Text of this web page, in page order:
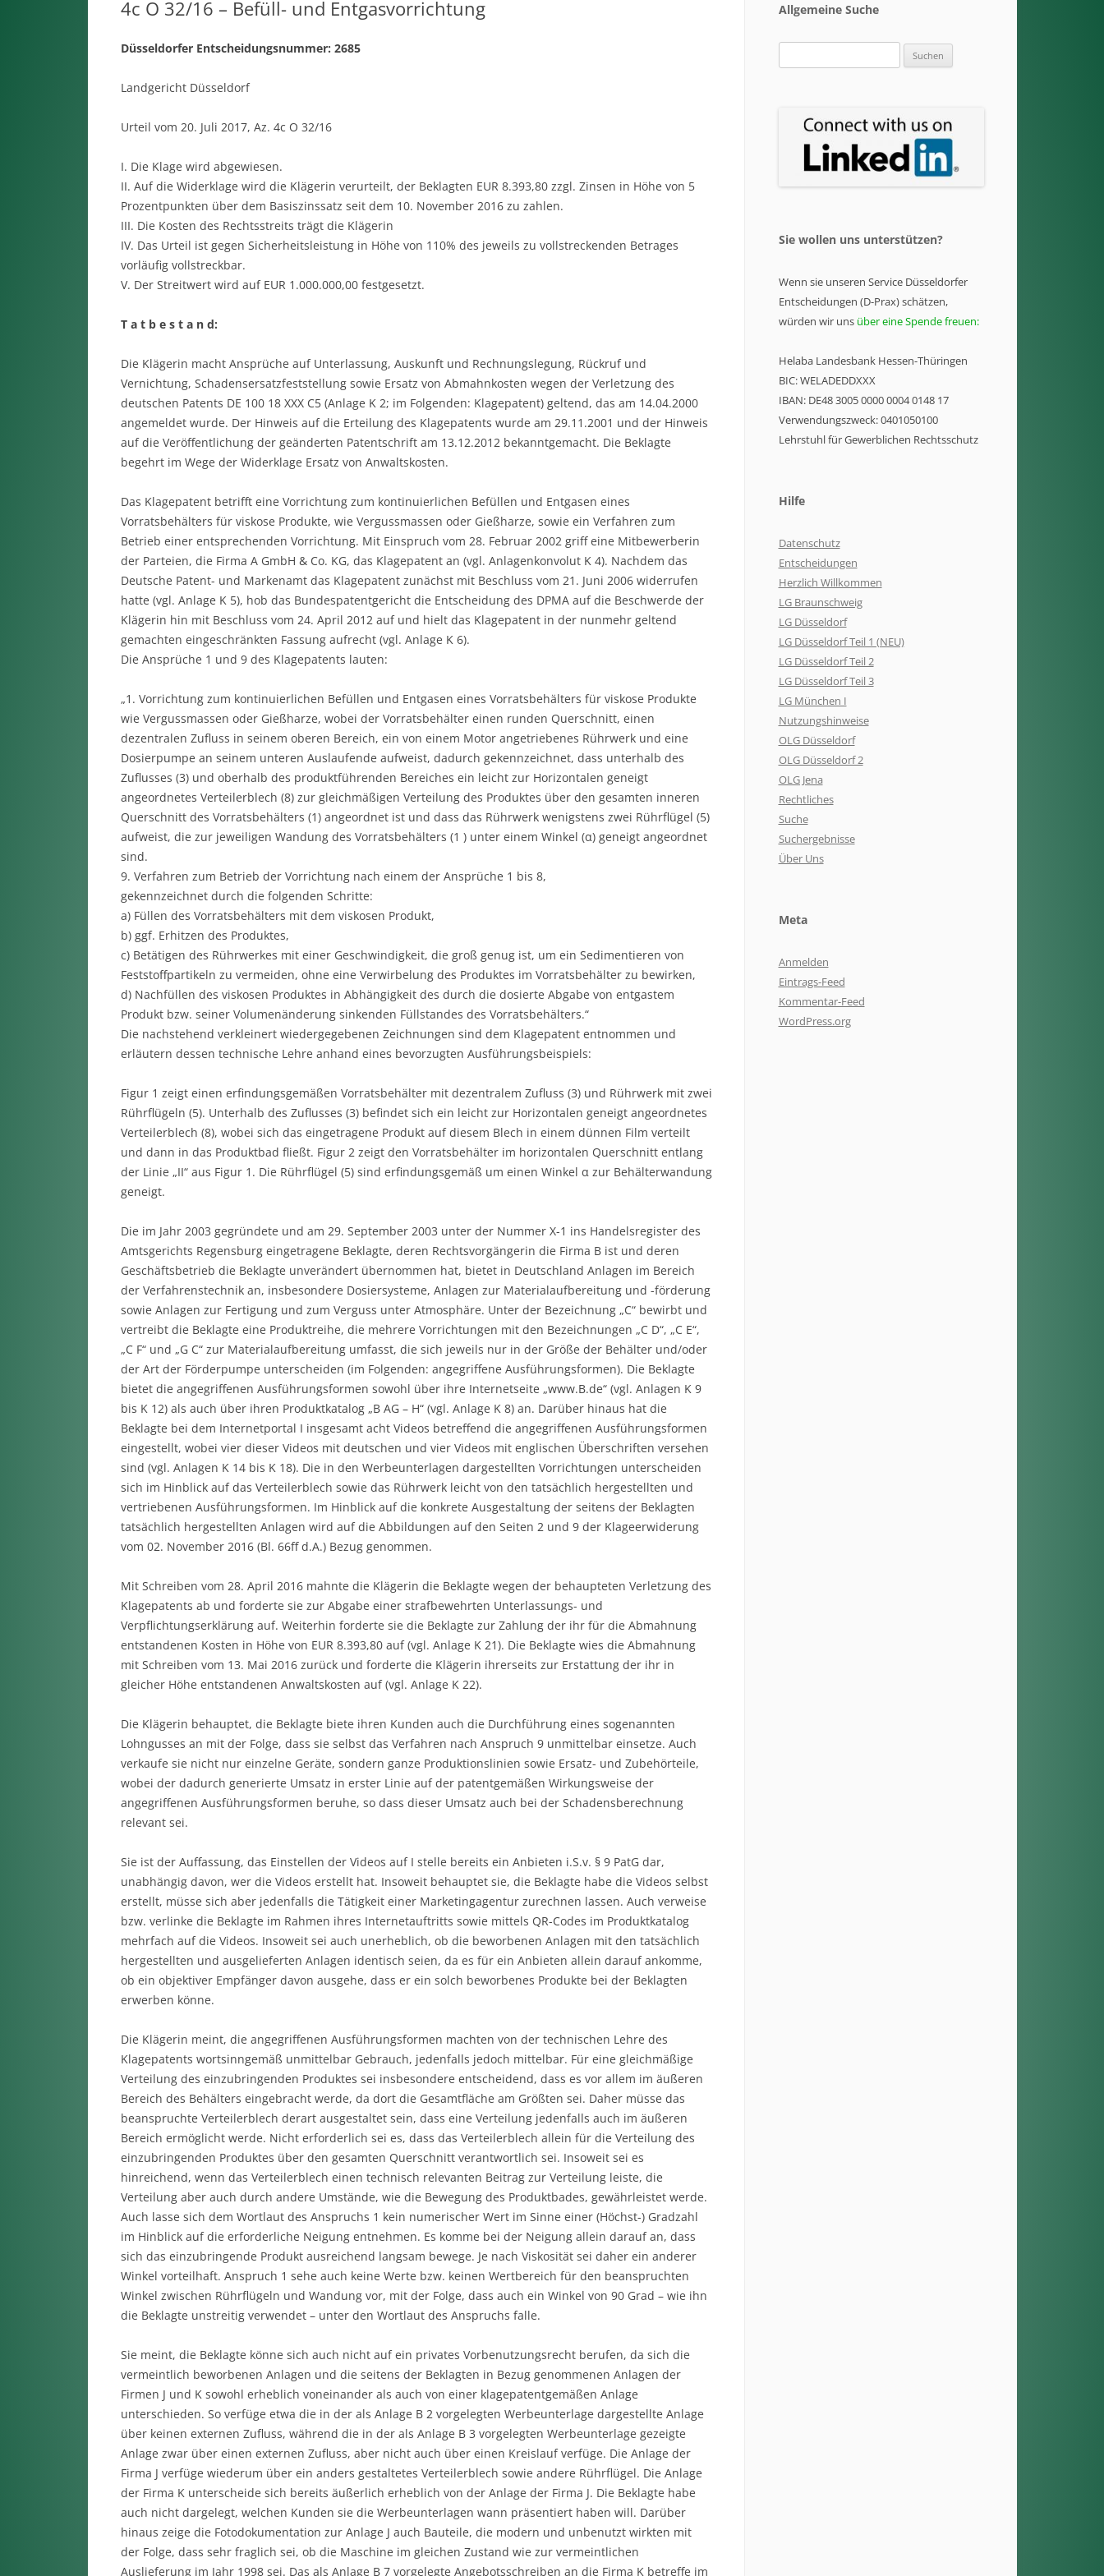
4c O 32/16 – Befüll- und Entgasvorrichtung
Düsseldorfer Entscheidungsnummer: 2685
Landgericht Düsseldorf
Urteil vom 20. Juli 2017, Az. 4c O 32/16
I. Die Klage wird abgewiesen.
II. Auf die Widerklage wird die Klägerin verurteilt, der Beklagten EUR 8.393,80 zzgl. Zinsen in Höhe von 5
Prozentpunkten über dem Basiszinssatz seit dem 10. November 2016 zu zahlen.
III. Die Kosten des Rechtsstreits trägt die Klägerin
IV. Das Urteil ist gegen Sicherheitsleistung in Höhe von 110% des jeweils zu vollstreckenden Betrages
vorläufig vollstreckbar.
V. Der Streitwert wird auf EUR 1.000.000,00 festgesetzt.
T a t b e s t a n d:
Die Klägerin macht Ansprüche auf Unterlassung, Auskunft und Rechnungslegung, Rückruf und
Vernichtung, Schadensersatzfeststellung sowie Ersatz von Abmahnkosten wegen der Verletzung des
deutschen Patents DE 100 18 XXX C5 (Anlage K 2; im Folgenden: Klagepatent) geltend, das am 14.04.2000
angemeldet wurde. Der Hinweis auf die Erteilung des Klagepatents wurde am 29.11.2001 und der Hinweis
auf die Veröffentlichung der geänderten Patentschrift am 13.12.2012 bekanntgemacht. Die Beklagte
begehrt im Wege der Widerklage Ersatz von Anwaltskosten.
Das Klagepatent betrifft eine Vorrichtung zum kontinuierlichen Befüllen und Entgasen eines
Vorratsbehälters für viskose Produkte, wie Vergussmassen oder Gießharze, sowie ein Verfahren zum
Betrieb einer entsprechenden Vorrichtung. Mit Einspruch vom 28. Februar 2002 griff eine Mitbewerberin
der Parteien, die Firma A GmbH & Co. KG, das Klagepatent an (vgl. Anlagenkonvolut K 4). Nachdem das
Deutsche Patent- und Markenamt das Klagepatent zunächst mit Beschluss vom 21. Juni 2006 widerrufen
hatte (vgl. Anlage K 5), hob das Bundespatentgericht die Entscheidung des DPMA auf die Beschwerde der
Klägerin hin mit Beschluss vom 24. April 2012 auf und hielt das Klagepatent in der nunmehr geltend
gemachten eingeschränkten Fassung aufrecht (vgl. Anlage K 6).
Die Ansprüche 1 und 9 des Klagepatents lauten:
„1. Vorrichtung zum kontinuierlichen Befüllen und Entgasen eines Vorratsbehälters für viskose Produkte
wie Vergussmassen oder Gießharze, wobei der Vorratsbehälter einen runden Querschnitt, einen
dezentralen Zufluss in seinem oberen Bereich, ein von einem Motor angetriebenes Rührwerk und eine
Dosierpumpe an seinem unteren Auslaufende aufweist, dadurch gekennzeichnet, dass unterhalb des
Zuflusses (3) und oberhalb des produktführenden Bereiches ein leicht zur Horizontalen geneigt
angeordnetes Verteilerblech (8) zur gleichmäßigen Verteilung des Produktes über den gesamten inneren
Querschnitt des Vorratsbehälters (1) angeordnet ist und dass das Rührwerk wenigstens zwei Rührflügel (5)
aufweist, die zur jeweiligen Wandung des Vorratsbehälters (1 ) unter einem Winkel (α) geneigt angeordnet
sind.
9. Verfahren zum Betrieb der Vorrichtung nach einem der Ansprüche 1 bis 8,
gekennzeichnet durch die folgenden Schritte:
a) Füllen des Vorratsbehälters mit dem viskosen Produkt,
b) ggf. Erhitzen des Produktes,
c) Betätigen des Rührwerkes mit einer Geschwindigkeit, die groß genug ist, um ein Sedimentieren von
Feststoffpartikeln zu vermeiden, ohne eine Verwirbelung des Produktes im Vorratsbehälter zu bewirken,
d) Nachfüllen des viskosen Produktes in Abhängigkeit des durch die dosierte Abgabe von entgastem
Produkt bzw. seiner Volumenänderung sinkenden Füllstandes des Vorratsbehälters.“
Die nachstehend verkleinert wiedergegebenen Zeichnungen sind dem Klagepatent entnommen und
erläutern dessen technische Lehre anhand eines bevorzugten Ausführungsbeispiels:
Figur 1 zeigt einen erfindungsgemäßen Vorratsbehälter mit dezentralem Zufluss (3) und Rührwerk mit zwei
Rührflügeln (5). Unterhalb des Zuflusses (3) befindet sich ein leicht zur Horizontalen geneigt angeordnetes
Verteilerblech (8), wobei sich das eingetragene Produkt auf diesem Blech in einem dünnen Film verteilt
und dann in das Produktbad fließt. Figur 2 zeigt den Vorratsbehälter im horizontalen Querschnitt entlang
der Linie „II“ aus Figur 1. Die Rührflügel (5) sind erfindungsgemäß um einen Winkel α zur Behälterwandung
geneigt.
Die im Jahr 2003 gegründete und am 29. September 2003 unter der Nummer X-1 ins Handelsregister des
Amtsgerichts Regensburg eingetragene Beklagte, deren Rechtsvorgängerin die Firma B ist und deren
Geschäftsbetrieb die Beklagte unverändert übernommen hat, bietet in Deutschland Anlagen im Bereich
der Verfahrenstechnik an, insbesondere Dosiersysteme, Anlagen zur Materialaufbereitung und -förderung
sowie Anlagen zur Fertigung und zum Verguss unter Atmosphäre. Unter der Bezeichnung „C“ bewirbt und
vertreibt die Beklagte eine Produktreihe, die mehrere Vorrichtungen mit den Bezeichnungen „C D“, „C E“,
„C F“ und „G C“ zur Materialaufbereitung umfasst, die sich jeweils nur in der Größe der Behälter und/oder
der Art der Förderpumpe unterscheiden (im Folgenden: angegriffene Ausführungsformen). Die Beklagte
bietet die angegriffenen Ausführungsformen sowohl über ihre Internetseite „www.B.de“ (vgl. Anlagen K 9
bis K 12) als auch über ihren Produktkatalog „B AG – H“ (vgl. Anlage K 8) an. Darüber hinaus hat die
Beklagte bei dem Internetportal I insgesamt acht Videos betreffend die angegriffenen Ausführungsformen
eingestellt, wobei vier dieser Videos mit deutschen und vier Videos mit englischen Überschriften versehen
sind (vgl. Anlagen K 14 bis K 18). Die in den Werbeunterlagen dargestellten Vorrichtungen unterscheiden
sich im Hinblick auf das Verteilerblech sowie das Rührwerk leicht von den tatsächlich hergestellten und
vertriebenen Ausführungsformen. Im Hinblick auf die konkrete Ausgestaltung der seitens der Beklagten
tatsächlich hergestellten Anlagen wird auf die Abbildungen auf den Seiten 2 und 9 der Klageerwiderung
vom 02. November 2016 (Bl. 66ff d.A.) Bezug genommen.
Mit Schreiben vom 28. April 2016 mahnte die Klägerin die Beklagte wegen der behaupteten Verletzung des
Klagepatents ab und forderte sie zur Abgabe einer strafbewehrten Unterlassungs- und
Verpflichtungserklärung auf. Weiterhin forderte sie die Beklagte zur Zahlung der ihr für die Abmahnung
entstandenen Kosten in Höhe von EUR 8.393,80 auf (vgl. Anlage K 21). Die Beklagte wies die Abmahnung
mit Schreiben vom 13. Mai 2016 zurück und forderte die Klägerin ihrerseits zur Erstattung der ihr in
gleicher Höhe entstandenen Anwaltskosten auf (vgl. Anlage K 22).
Die Klägerin behauptet, die Beklagte biete ihren Kunden auch die Durchführung eines sogenannten
Lohngusses an mit der Folge, dass sie selbst das Verfahren nach Anspruch 9 unmittelbar einsetze. Auch
verkaufe sie nicht nur einzelne Geräte, sondern ganze Produktionslinien sowie Ersatz- und Zubehörteile,
wobei der dadurch generierte Umsatz in erster Linie auf der patentgemäßen Wirkungsweise der
angegriffenen Ausführungsformen beruhe, so dass dieser Umsatz auch bei der Schadensberechnung
relevant sei.
Sie ist der Auffassung, das Einstellen der Videos auf I stelle bereits ein Anbieten i.S.v. § 9 PatG dar,
unabhängig davon, wer die Videos erstellt hat. Insoweit behauptet sie, die Beklagte habe die Videos selbst
erstellt, müsse sich aber jedenfalls die Tätigkeit einer Marketingagentur zurechnen lassen. Auch verweise
bzw. verlinke die Beklagte im Rahmen ihres Internetauftritts sowie mittels QR-Codes im Produktkatalog
mehrfach auf die Videos. Insoweit sei auch unerheblich, ob die beworbenen Anlagen mit den tatsächlich
hergestellten und ausgelieferten Anlagen identisch seien, da es für ein Anbieten allein darauf ankomme,
ob ein objektiver Empfänger davon ausgehe, dass er ein solch beworbenes Produkte bei der Beklagten
erwerben könne.
Die Klägerin meint, die angegriffenen Ausführungsformen machten von der technischen Lehre des
Klagepatents wortsinngemäß unmittelbar Gebrauch, jedenfalls jedoch mittelbar. Für eine gleichmäßige
Verteilung des einzubringenden Produktes sei insbesondere entscheidend, dass es vor allem im äußeren
Bereich des Behälters eingebracht werde, da dort die Gesamtfläche am Größten sei. Daher müsse das
beanspruchte Verteilerblech derart ausgestaltet sein, dass eine Verteilung jedenfalls auch im äußeren
Bereich ermöglicht werde. Nicht erforderlich sei es, dass das Verteilerblech allein für die Verteilung des
einzubringenden Produktes über den gesamten Querschnitt verantwortlich sei. Insoweit sei es
hinreichend, wenn das Verteilerblech einen technisch relevanten Beitrag zur Verteilung leiste, die
Verteilung aber auch durch andere Umstände, wie die Bewegung des Produktbades, gewährleistet werde.
Auch lasse sich dem Wortlaut des Anspruchs 1 kein numerischer Wert im Sinne einer (Höchst-) Gradzahl
im Hinblick auf die erforderliche Neigung entnehmen. Es komme bei der Neigung allein darauf an, dass
sich das einzubringende Produkt ausreichend langsam bewege. Je nach Viskosität sei daher ein anderer
Winkel vorteilhaft. Anspruch 1 sehe auch keine Werte bzw. keinen Wertbereich für den beanspruchten
Winkel zwischen Rührflügeln und Wandung vor, mit der Folge, dass auch ein Winkel von 90 Grad – wie ihn
die Beklagte unstreitig verwendet – unter den Wortlaut des Anspruchs falle.
Sie meint, die Beklagte könne sich auch nicht auf ein privates Vorbenutzungsrecht berufen, da sich die
vermeintlich beworbenen Anlagen und die seitens der Beklagten in Bezug genommenen Anlagen der
Firmen J und K sowohl erheblich voneinander als auch von einer klagepatentgemäßen Anlage
unterschieden. So verfüge etwa die in der als Anlage B 2 vorgelegten Werbeunterlage dargestellte Anlage
über keinen externen Zufluss, während die in der als Anlage B 3 vorgelegten Werbeunterlage gezeigte
Anlage zwar über einen externen Zufluss, aber nicht auch über einen Kreislauf verfüge. Die Anlage der
Firma J verfüge wiederum über ein anders gestaltetes Verteilerblech sowie andere Rührflügel. Die Anlage
der Firma K unterscheide sich bereits äußerlich erheblich von der Anlage der Firma J. Die Beklagte habe
auch nicht dargelegt, welchen Kunden sie die Werbeunterlagen wann präsentiert haben will. Darüber
hinaus zeige die Fotodokumentation zur Anlage J auch Bauteile, die modern und unbenutzt wirkten mit
der Folge, dass sehr fraglich sei, ob die Maschine im gleichen Zustand wie zur vermeintlichen
Auslieferung im Jahr 1998 sei. Das als Anlage B 7 vorgelegte Angebotsschreiben an die Firma K betreffe im
Allgemeine Suche
nach:
Sie wollen uns unterstützen?
Wenn sie unseren Service Düsseldorfer
Entscheidungen (D-Prax) schätzen,
würden wir uns über eine Spende freuen:
Helaba Landesbank Hessen-Thüringen
BIC: WELADEDDXXX
IBAN: DE48 3005 0000 0004 0148 17
Verwendungszweck: 0401050100
Lehrstuhl für Gewerblichen Rechtsschutz
Hilfe
Datenschutz
Entscheidungen
Herzlich Willkommen
LG Braunschweig
LG Düsseldorf
LG Düsseldorf Teil 1 (NEU)
LG Düsseldorf Teil 2
LG Düsseldorf Teil 3
LG München I
Nutzungshinweise
OLG Düsseldorf
OLG Düsseldorf 2
OLG Jena
Rechtliches
Suche
Suchergebnisse
Über Uns
Meta
Anmelden
Eintrags-Feed
Kommentar-Feed
WordPress.org